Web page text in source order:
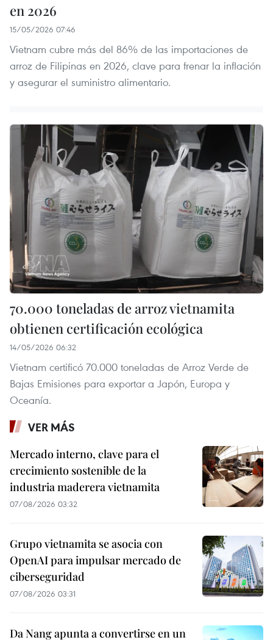
en 2026
15/05/2026 07:46
Vietnam cubre más del 86% de las importaciones de
arroz de Filipinas en 2026, clave para frenar la inflación
y asegurar el suministro alimentario.
70.000 toneladas de arroz vietnamita
obtienen certificación ecológica
14/05/2026 06:32
Vietnam certificó 70.000 toneladas de Arroz Verde de
Bajas Emisiones para exportar a Japón, Europa y
Oceanía.
VER MÁS
Mercado interno, clave para el
crecimiento sostenible de la
industria maderera vietnamita
07/08/2026 03:32
Grupo vietnamita se asocia con
OpenAI para impulsar mercado de
ciberseguridad
07/08/2026 03:31
Da Nang apunta a convertirse en un